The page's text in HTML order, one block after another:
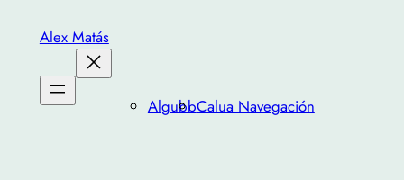
Alex Matás
AlgubbCalua Navegación